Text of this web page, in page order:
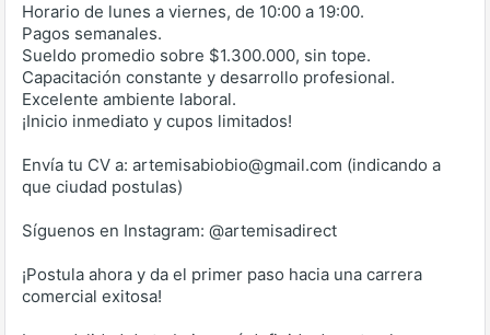
Horario de lunes a viernes, de 10:00 a 19:00.
Pagos semanales.
Sueldo promedio sobre $1.300.000, sin tope.
Capacitación constante y desarrollo profesional.
Excelente ambiente laboral.
¡Inicio inmediato y cupos limitados!
Envía tu CV a: artemisabiobio@gmail.com (indicando a
que ciudad postulas)
Síguenos en Instagram: @artemisadirect
¡Postula ahora y da el primer paso hacia una carrera
comercial exitosa!